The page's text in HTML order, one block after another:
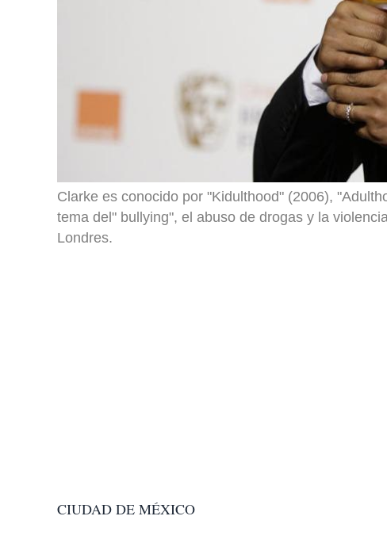
Clarke es conocido por "Kidulthood" (2006),
tema del" bullying", el abuso de drogas y la
Londres.
CIUDAD DE MÉXICO